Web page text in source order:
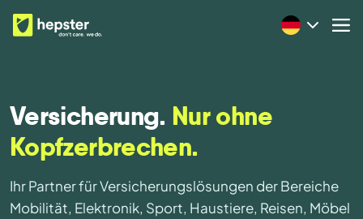
Versicherung. Nur ohne
Kopfzerbrechen.
Ihr Partner für Versicherungslösungen der Bereiche
Mobilität, Elektronik, Sport, Haustiere, Reisen, Möbel